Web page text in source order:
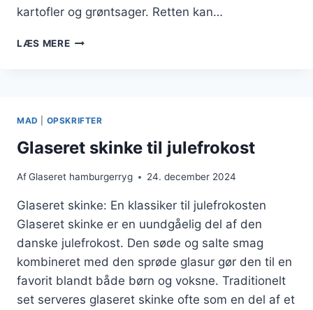
kartofler og grøntsager. Retten kan…
LÆS MEREHAMBURGERRYG
MAD OPSKRIFTER
Glaseret skinke til julefrokost
AfGlaseret hamburgerryg 24. december 2024
Glaseret skinke: En klassiker til julefrokosten
Glaseret skinke er en uundgåelig del af den
danske julefrokost. Den søde og salte smag
kombineret med den sprøde glasur gør den til en
favorit blandt både børn og voksne. Traditionelt
set serveres glaseret skinke ofte som en del af et